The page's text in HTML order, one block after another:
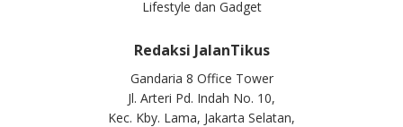
Lifestyle dan Gadget
Redaksi JalanTikus
Gandaria 8 Office Tower
Jl. Arteri Pd. Indah No. 10,
Kec. Kby. Lama, Jakarta Selatan,